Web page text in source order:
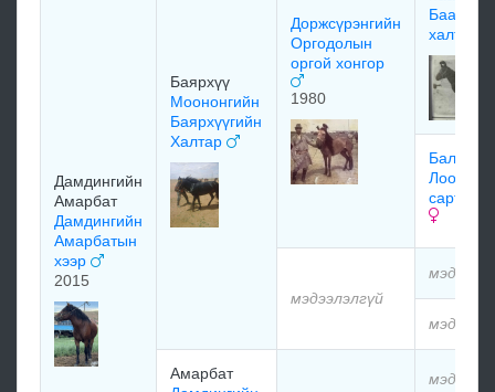
Дамдингийн
Амарбат
Дамдингийн
Амарбатын
хээр
2015
Баярхүү
Моононгийн
Баярхүүгийн
Халтар
Доржсүрэнгийн
Оргодолын
оргой хонгор
1980
халтар
Лоорийн
сарт
мэдээлэлгүй
Амарбат